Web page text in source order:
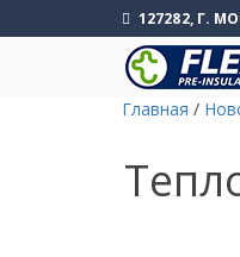
127282, Г.
Главная /